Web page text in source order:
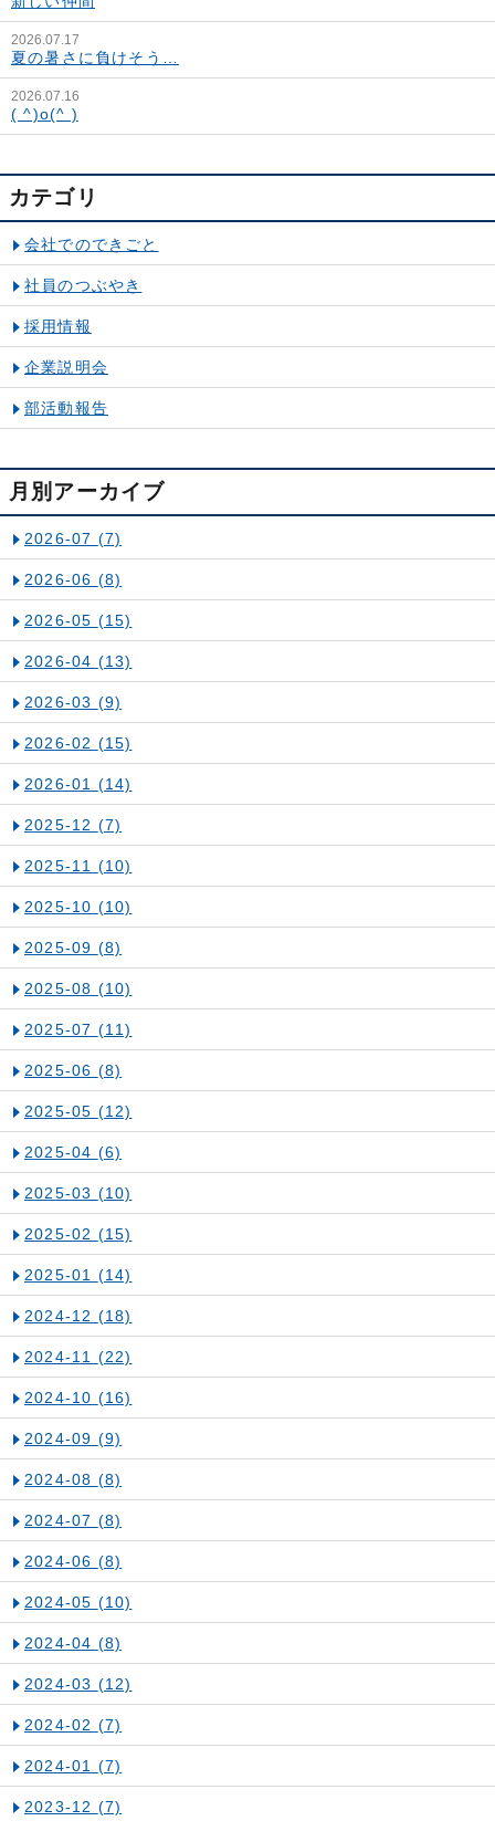
2026.07.17
夏の暑さに負けそう…
2026.07.16
( ^)o(^ )
カテゴリ
会社でのできごと
社員のつぶやき
採用情報
企業説明会
部活動報告
月別アーカイブ
2026-07 (7)
2026-06 (8)
2026-05 (15)
2026-04 (13)
2026-03 (9)
2026-02 (15)
2026-01 (14)
2025-12 (7)
2025-11 (10)
2025-10 (10)
2025-09 (8)
2025-08 (10)
2025-07 (11)
2025-06 (8)
2025-05 (12)
2025-04 (6)
2025-03 (10)
2025-02 (15)
2025-01 (14)
2024-12 (18)
2024-11 (22)
2024-10 (16)
2024-09 (9)
2024-08 (8)
2024-07 (8)
2024-06 (8)
2024-05 (10)
2024-04 (8)
2024-03 (12)
2024-02 (7)
2024-01 (7)
2023-12 (7)